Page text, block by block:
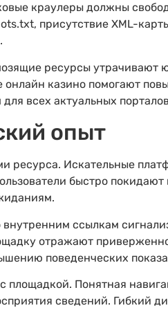
краулеры должны
присутствие XML-
ресурсы утрачивают
казино помогают
всех актуальных
опыт
ресурса. Искательные
быстро
ссылкам
отражают
поведенческих
площадкой. Понятная
сведений. Гибкий